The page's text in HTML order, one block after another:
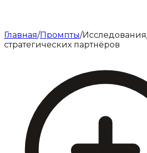
Главная/Промпты/Исследования
стратегических партнёров